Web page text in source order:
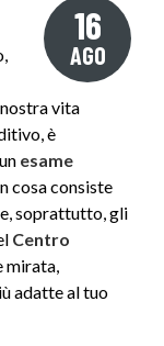
16
AGO
vita
è
esame
cosa consiste
soprattutto, gli
Centro
mirata,
adatte al tuo